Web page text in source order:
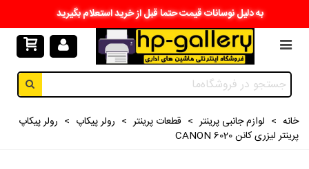
به دلیل نوسانات قیمت حتما قبل از خرید استعلام بگیرید
خانه > لوازم جانبی پرینتر > قطعات پرینتر > رولر پیکاپ > رولر پیکاپ
پرینتر لیزری کانن CANON 6020